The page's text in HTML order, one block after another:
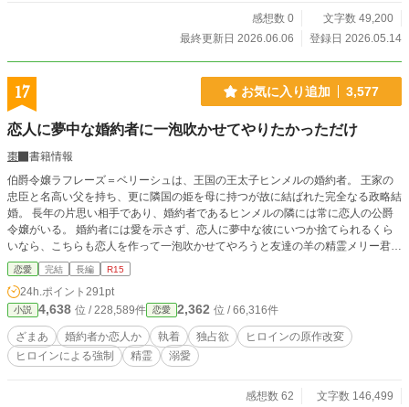
感想数 0
文字数 49,200
最終更新日 2026.06.06
登録日 2026.05.14
17 お気に入り追加 3,577
恋人に夢中な婚約者に一泡吹かせてやりたかっただけ
棗
書籍情報
伯爵令嬢ラフレーズ＝ベリーシュは、王国の王太子ヒンメルの婚約者。 王家の
忠臣と名高い父を持ち、更に隣国の姫を母に持つが故に結ばれた完全なる政略結
婚。 長年の片思い相手であり、婚約者であるヒンメルの隣には常に恋人の公爵
令嬢がいる。 婚約者には愛を示さず、恋人に夢中な彼にいつか捨てられるくら
いなら、こちらも恋人を作って一泡吹かせてやろうと友達の羊の精霊メリー君の
妙案を受けて実行することに。 ラフレーズが恋人役を頼んだのは、人外の魔術
師・魔王公爵と名高い王国最強の男――クイーン＝ホーエンハイム。 濡れた色
香を放つクイーンからの、本気か嘘かも分からない行動に涙目になっていると恋
人に夢中だった王太子が……。 ※小説家になろう・カクヨム様にも公開してい
ます
恋愛 完結 長編 R15
24h.ポイント 291pt
小説 4,638 位 / 228,589件 恋愛 2,362 位 / 66,316件
ざまあ 婚約者か恋人か 執着 独占欲
ヒロインの原作改変
ヒロインによる強制
精霊 溺愛
感想数 62
文字数 146,499